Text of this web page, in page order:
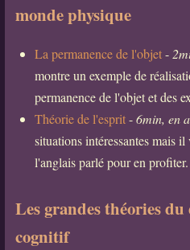
monde physique
La permanence de l'objet-
montre un exemple de
permanence de l'objet et des
Théorie de l'esprit-6min, en
situations intéressantes mais
l'anglais parlé pour en profiter.
Les grandes théories
cognitif